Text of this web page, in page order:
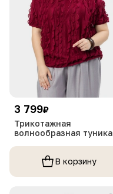
3 799₽
Трикотажная
волнообразная туника
В корзину